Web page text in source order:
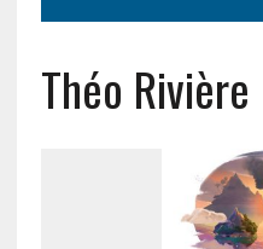
Théo Rivière